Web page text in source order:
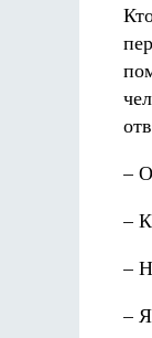
–
–
–
–